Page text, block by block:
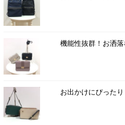
機能性抜群！お洒
お出かけにぴった